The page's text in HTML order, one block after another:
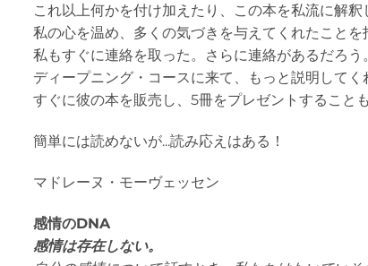
これ以上何かを付け加えたり、この本を私流に解
私の心を温め、多くの気づきを与えてくれたことを
私もすぐに連絡を取った。さらに連絡があるだろ
ディープニング・コースに来て、もっと説明してく
すぐに彼の本を販売し、5冊をプレゼントすること
簡単には読めないが...読み応えはある！
マドレーヌ・モーヴェッセン
感情のDNA
感情は存在しない。